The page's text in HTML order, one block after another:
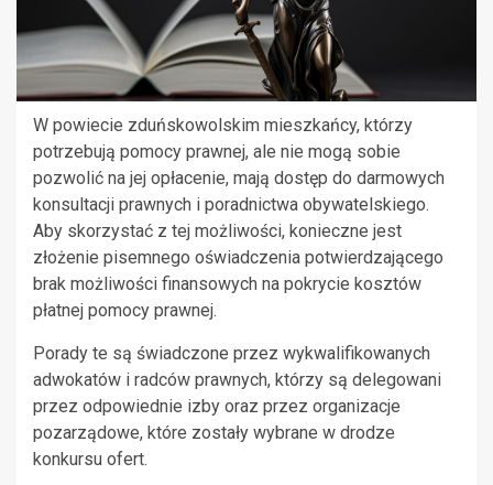
W powiecie zduńskowolskim mieszkańcy, którzy
potrzebują pomocy prawnej, ale nie mogą sobie
pozwolić na jej opłacenie, mają dostęp do darmowych
konsultacji prawnych i poradnictwa obywatelskiego.
Aby skorzystać z tej możliwości, konieczne jest
złożenie pisemnego oświadczenia potwierdzającego
brak możliwości finansowych na pokrycie kosztów
płatnej pomocy prawnej.
Porady te są świadczone przez wykwalifikowanych
adwokatów i radców prawnych, którzy są delegowani
przez odpowiednie izby oraz przez organizacje
pozarządowe, które zostały wybrane w drodze
konkursu ofert.